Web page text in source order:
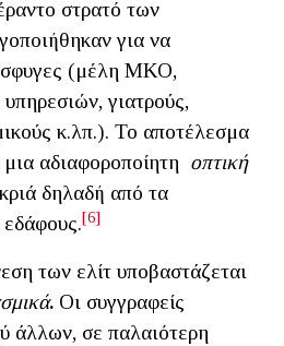
στρατό των
για να
(μέλη ΜΚΟ,
γιατρούς,
κ.λπ.). Το αποτέλεσμα
αδιαφοροποίητη οπτική
δηλαδή από τα
εδάφους.[6]
των ελίτ υποβαστάζεται
. Οι συγγραφείς
άλλων, σε παλαιότερη